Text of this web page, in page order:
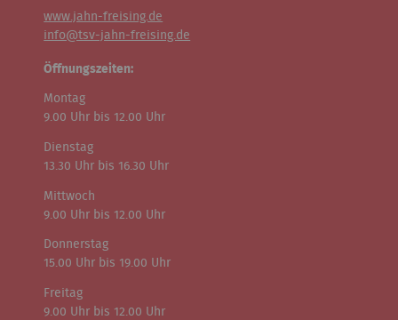
www.jahn-freising.de
info@tsv-jahn-freising.de
Öffnungszeiten:
Montag
9.00 Uhr bis 12.00 Uhr
Dienstag
13.30 Uhr bis 16.30 Uhr
Mittwoch
9.00 Uhr bis 12.00 Uhr
Donnerstag
15.00 Uhr bis 19.00 Uhr
Freitag
9.00 Uhr bis 12.00 Uhr